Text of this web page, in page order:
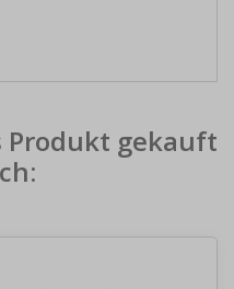
Produkt gekauft